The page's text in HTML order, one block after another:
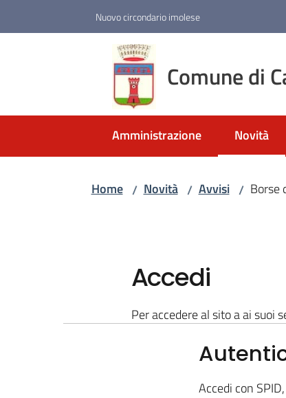
Nuovo circondario imolese
Comune di
Amministrazione Novità
Menu
Home / Novità / Avvisi / Borse
Accedi
Per accedere al sito a ai suoi
Accedi con